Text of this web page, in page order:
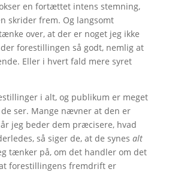
en fortættet intens stemning,
skrider frem. Og langsomt
over, at der er noget jeg ikke
forestillingen så godt, nemlig at
Eller i hvert fald mere syret
i alt, og publikum er meget
ser. Mange nævner at den er
jeg beder dem præcisere, hvad
så siger de, at de synes alt
tænker på, om det handler om det
forestillingens fremdrift er